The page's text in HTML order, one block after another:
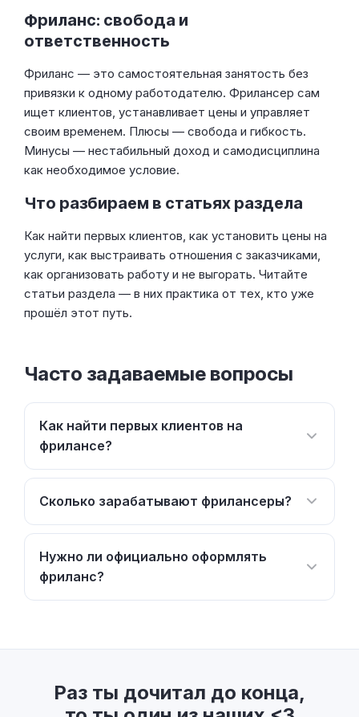
Фриланс: свобода и
ответственность
Фриланс — это самостоятельная занятость без
привязки к одному работодателю. Фрилансер сам
ищет клиентов, устанавливает цены и управляет
своим временем. Плюсы — свобода и гибкость.
Минусы — нестабильный доход и самодисциплина
как необходимое условие.
Что разбираем в статьях раздела
Как найти первых клиентов, как установить цены на
услуги, как выстраивать отношения с заказчиками,
как организовать работу и не выгорать. Читайте
статьи раздела — в них практика от тех, кто уже
прошёл этот путь.
Часто задаваемые вопросы
Как найти первых клиентов на
фрилансе?
Сколько зарабатывают фрилансеры?
Нужно ли официально оформлять
фриланс?
Раз ты дочитал до конца,